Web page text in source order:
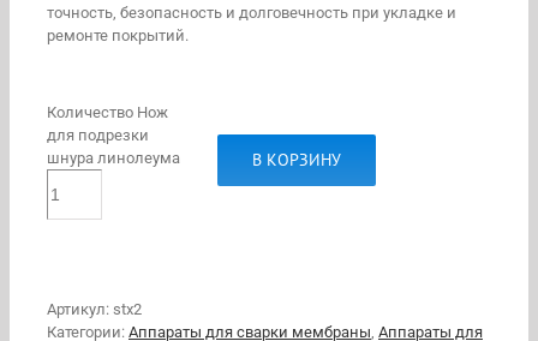
точность, безопасность и долговечность при укладке и
ремонте покрытий.
Количество Нож
для подрезки
шнура линолеума
В КОРЗИНУ
Артикул: stx2
Категории: Аппараты для сварки мембраны, Аппараты для